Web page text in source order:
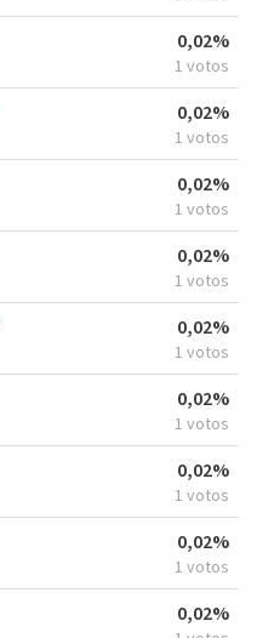
0,02%
1 votos
0,02%
1 votos
0,02%
1 votos
0,02%
1 votos
0,02%
1 votos
0,02%
1 votos
0,02%
1 votos
0,02%
1 votos
0,02%